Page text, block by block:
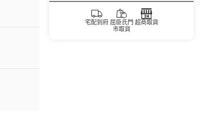
宅配到府 屈臣氏門
市取貨
超商取貨